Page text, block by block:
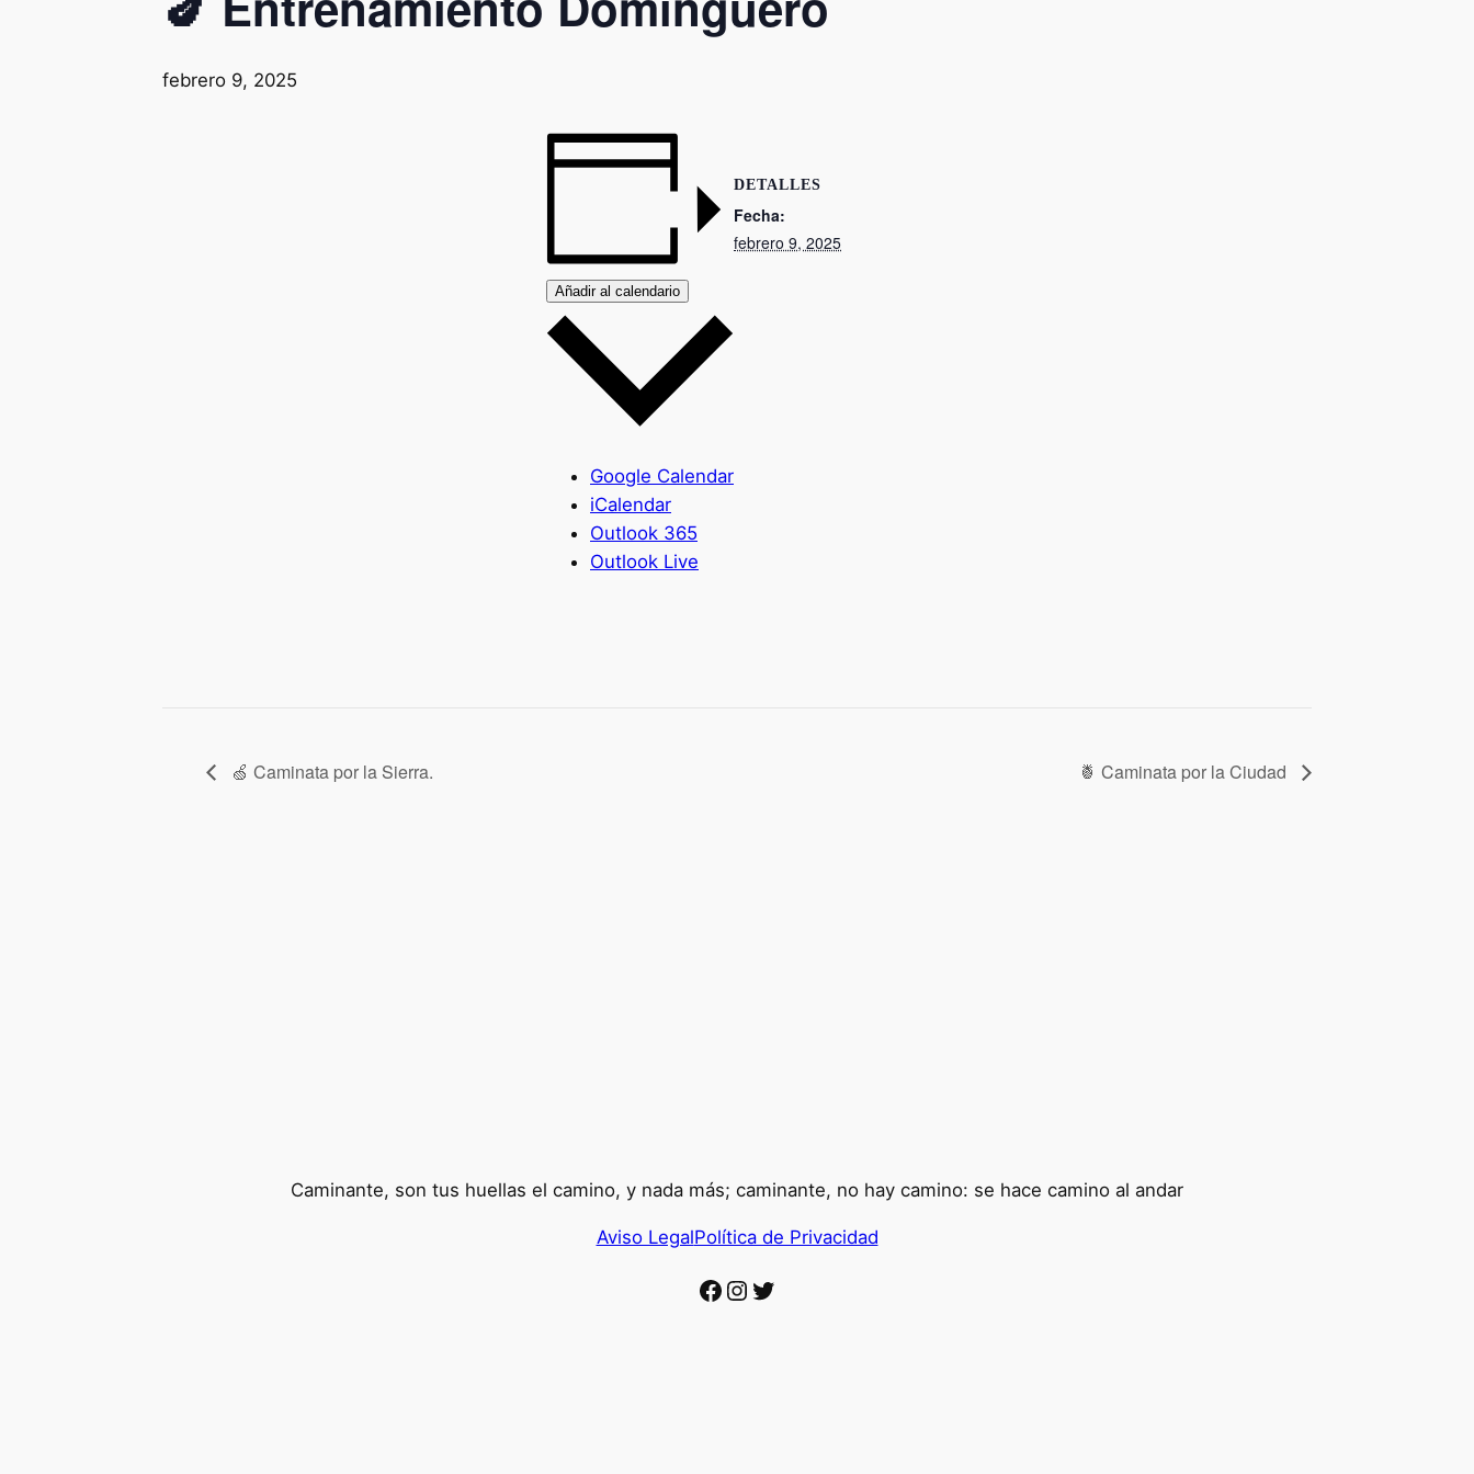
febrero 9, 2025
Añadir al calendario
Google Calendar
iCalendar
Outlook 365
Outlook Live
DETALLES
Fecha:
febrero 9, 2025
🍏 Caminata por la Sierra. 🍍 Caminata por la Ciudad
Caminante, son tus huellas el camino, y nada más; caminante, no hay camino: se hace camino al andar
Aviso LegalPolítica de Privacidad